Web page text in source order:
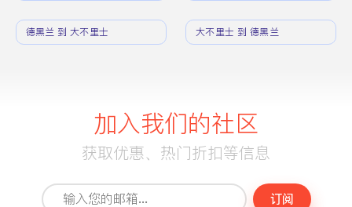
德黑兰 到 大不里士 大不里士 到 德黑兰
加入我们的社区
获取优惠、热门折扣等信息
订阅